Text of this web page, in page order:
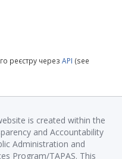
реєстру через API (see
is created within the
and Accountability
Administration and
Program/TAPAS. This